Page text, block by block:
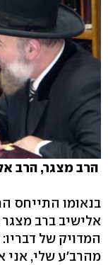
הרב מצגר, הרב
בנאומו התייחס
אלישיב ברב
המדויק של
מהרב'ע שלי, אני